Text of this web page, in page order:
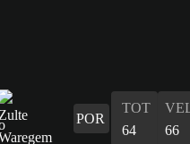
POR
TOT
64
66